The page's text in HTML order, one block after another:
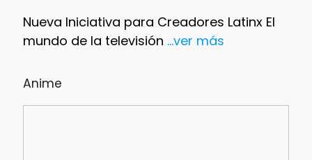
Nueva Iniciativa para Creadores Latinx El
mundo de la televisión ...ver más
Anime